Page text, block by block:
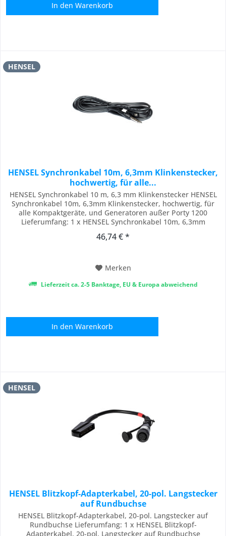
In den Warenkorb
HENSEL
HENSEL Synchronkabel 10m, 6,3mm Klinkenstecker,
hochwertig, für alle...
HENSEL Synchronkabel 10 m, 6,3 mm Klinkenstecker HENSEL
Synchronkabel 10m, 6,3mm Klinkenstecker, hochwertig, für
alle Kompaktgeräte, und Generatoren außer Porty 1200
Lieferumfang: 1 x HENSEL Synchronkabel 10m, 6,3mm
46,74 € *
Merken
Lieferzeit ca. 2-5 Banktage, EU & Europa abweichend
In den Warenkorb
HENSEL
HENSEL Blitzkopf-Adapterkabel, 20-pol. Langstecker
auf Rundbuchse
HENSEL Blitzkopf-Adapterkabel, 20-pol. Langstecker auf
Rundbuchse Lieferumfang: 1 x HENSEL Blitzkopf-
Adapterkabel, 20-pol. Langstecker auf Rundbuchse